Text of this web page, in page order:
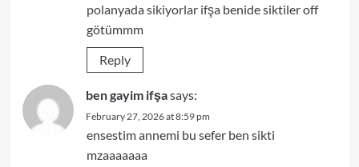
polanyada sikiyorlar ifşabenide siktiler off
götümmm
Reply
ben gayim ifşasays:
February 27, 2026 at 8:59 pm
ensestim annemi bu sefer ben sikti
mzaaaaaaa